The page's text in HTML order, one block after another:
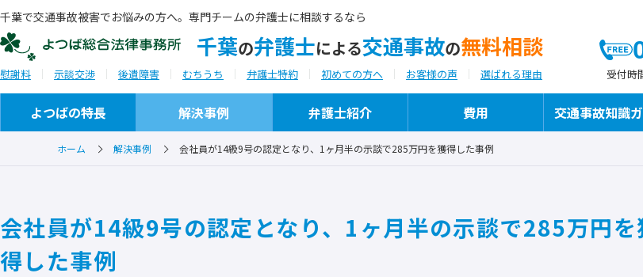
千葉で交通事故被害でお悩みの方へ。専門チームの弁護士に相談するなら
千葉の弁護士による交通事故の無料相談
慰謝料 示談交渉 後遺障害 むちうち 弁護士特約 初めての方へ お客様の声 選ばれる理由 受付時
よつばの特長
ご相談実例
よつばの交通事故への「想い」と「こだわ
り」
解決事例 弁護士紹介 費用 交通事故知識
セミナー・研修会講師 執筆・メディア掲載
ホーム 解決事例 会社員が14級9号の認定となり、1ヶ月半の示談で285万円を獲得した事例
会社員が14級9号の認定となり、1ヶ月半の示談で285万円を
得した事例